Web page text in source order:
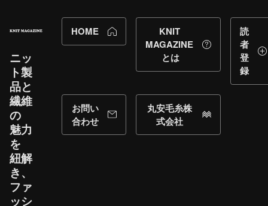
ニッ
ト製
品と​
繊維
の​
魅力
を​
紐解
き、​
ファ
ッシ
HOME
KNIT
MAGAZINE
とは
読
者
登
録
お問い
合わせ
丸安毛糸株
式会社